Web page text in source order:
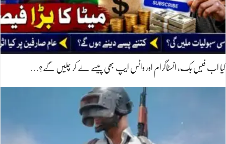
کیا اب فیس بک، انسٹاگرام اور واٹس ایپ بھی پیسے لے کر چلیں گے؟…